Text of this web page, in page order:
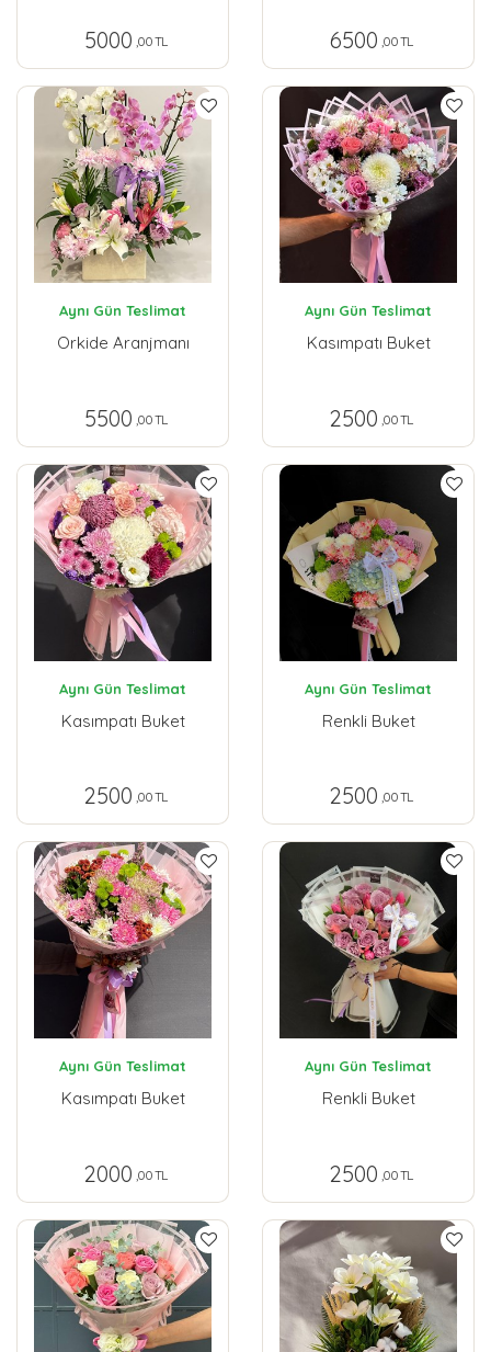
5000 ,00 TL 6500 ,00 TL
Aynı Gün Teslimat
Orkide Aranjmanı
5500 ,00 TL
Aynı Gün Teslimat
Kasımpatı Buket
2500 ,00 TL
Aynı Gün Teslimat
Kasımpatı Buket
2500 ,00 TL
Aynı Gün Teslimat
Renkli Buket
2500 ,00 TL
Aynı Gün Teslimat
Kasımpatı Buket
2000 ,00 TL
Aynı Gün Teslimat
Renkli Buket
2500 ,00 TL